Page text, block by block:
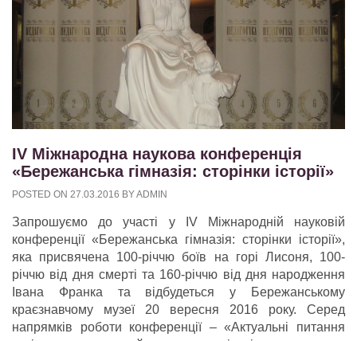
ІV Міжнародна наукова конференція
«Бережанська гімназія: сторінки історії»
POSTED ON 27.03.2016 BYADMIN
Запрошуємо до участі у ІV Міжнародній науковій
конференції «Бережанська гімназія: сторінки історії»,
яка присвячена 100-річчю боїв на горі Лисоня, 100-
річчю від дня смерті та 160-річчю від дня народження
Івана Франка та відбудеться у Бережанському
краєзнавчому музеї 20 вересня 2016 року. Серед
напрямків роботи конференції – «Актуальні питання